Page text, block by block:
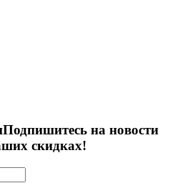
Подпишитесь на новости
скидках!